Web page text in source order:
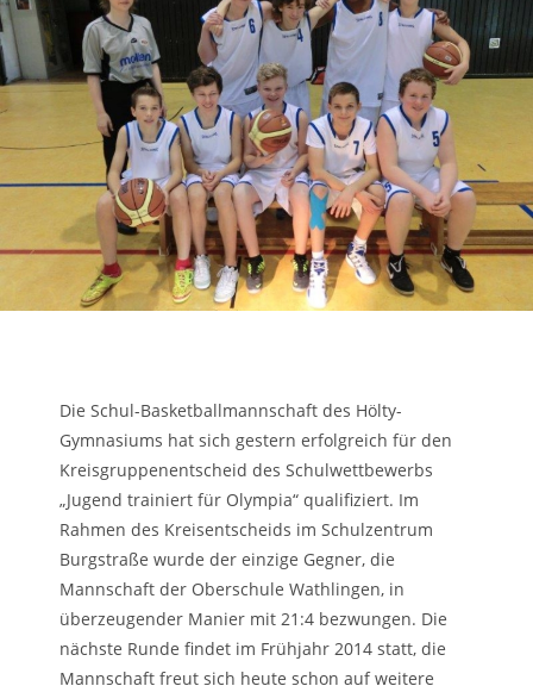
Die Schul-Basketballmannschaft des Hölty-
Gymnasiums hat sich gestern erfolgreich für den
Kreisgruppenentscheid des Schulwettbewerbs
„Jugend trainiert für Olympia“ qualifiziert. Im
Rahmen des Kreisentscheids im Schulzentrum
Burgstraße wurde der einzige Gegner, die
Mannschaft der Oberschule Wathlingen, in
überzeugender Manier mit 21:4 bezwungen. Die
nächste Runde findet im Frühjahr 2014 statt, die
Mannschaft freut sich heute schon auf weitere